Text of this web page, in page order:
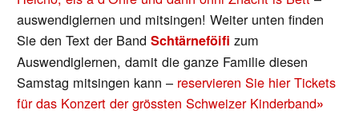
auswendiglernen und mitsingen! Weiter unten finden
Sie den Text der BandSchtärneföifi zum
Auswendiglernen, damit die ganze Familie diesen
Samstag mitsingen kann – reservieren Sie hier Tickets
für das Konzert der grössten Schweizer Kinderband»